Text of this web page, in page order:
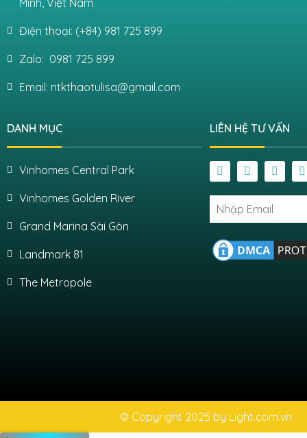
Điện thoại: (+84) 981 725 899
Zalo: 0981 725 899
Email: ntkthaotulisa@gmail.com
DANH MỤC
Vinhomes Central Park
Vinhomes Golden River
Grand Marina Sài Gòn
Landmark 81
The Metropole
LIÊN HỆ TƯ VẤN
© Copyright 2025 by Light.com.vn